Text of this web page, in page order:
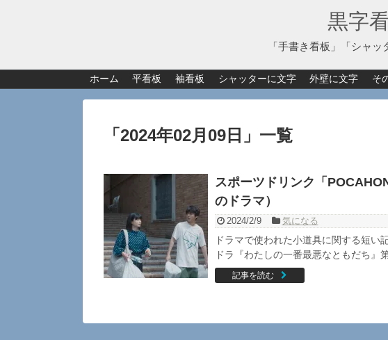
黒字
「手書き看板」「シャ
ホーム 平看板 袖看板 シャッターに文字 外壁に文字 そ
「 2024年02月09日 」 一覧
スポーツドリンク「
のドラマ）
2024/2/9 気になる
ドラマで使われた小道具に関する短い
ドラ『わたしの一番最悪なともだち』
記事を読む